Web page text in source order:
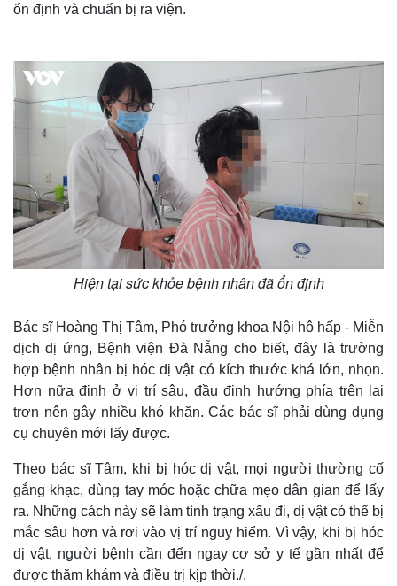
Thế giới
Quan sát
Cuộc sống đó đây
Hồ sơ
Multimedia
Video
Ảnh
E-Magazine
Infographic
ổn định và chuẩn bị ra viện.
Hiện tại sức khỏe bệnh nhân đã ổn định
Bác sĩ Hoàng Thị Tâm, Phó trưởng khoa Nội hô hấp - Miễn
dịch dị ứng, Bệnh viện Đà Nẵng cho biết, đây là trường
hợp bệnh nhân bị hóc dị vật có kích thước khá lớn, nhọn.
Hơn nữa đinh ở vị trí sâu, đầu đinh hướng phía trên lại
trơn nên gây nhiều khó khăn. Các bác sĩ phải dùng dụng
cụ chuyên mới lấy được.
Theo bác sĩ Tâm, khi bị hóc dị vật, mọi người thường cố
gắng khạc, dùng tay móc hoặc chữa mẹo dân gian để lấy
ra. Những cách này sẽ làm tình trạng xấu đi, dị vật có thể bị
mắc sâu hơn và rơi vào vị trí nguy hiểm. Vì vậy, khi bị hóc
dị vật, người bệnh cần đến ngay cơ sở y tế gần nhất để
được thăm khám và điều trị kịp thời./.